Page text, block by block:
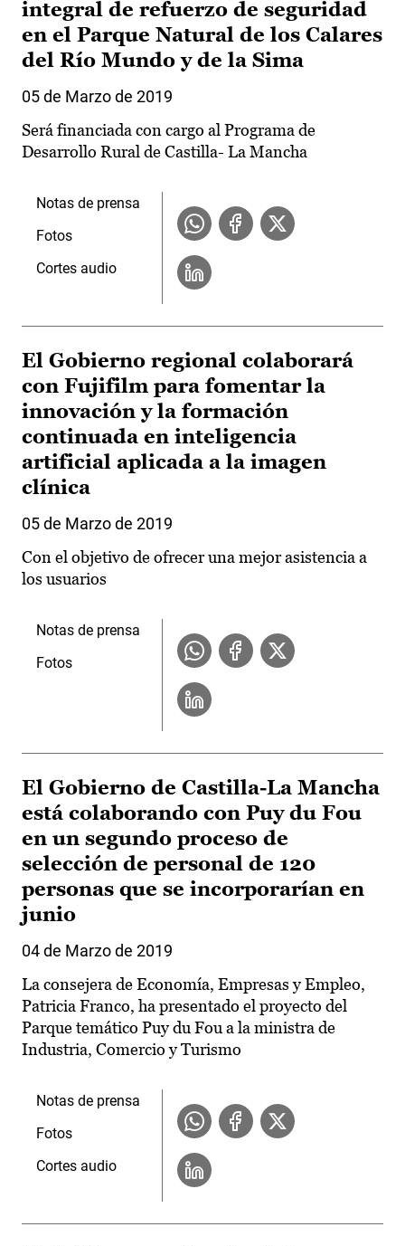
integral de refuerzo de seguridad
en el Parque Natural de los Calares
del Río Mundo y de la Sima
05 de Marzo de 2019
Será financiada con cargo al Programa de
Desarrollo Rural de Castilla- La Mancha
Notas de prensa
Fotos
Cortes audio
El Gobierno regional colaborará
con Fujifilm para fomentar la
innovación y la formación
continuada en inteligencia
artificial aplicada a la imagen
clínica
05 de Marzo de 2019
Con el objetivo de ofrecer una mejor asistencia a
los usuarios
Notas de prensa
Fotos
El Gobierno de Castilla-La Mancha
está colaborando con Puy du Fou
en un segundo proceso de
selección de personal de 120
personas que se incorporarían en
junio
04 de Marzo de 2019
La consejera de Economía, Empresas y Empleo,
Patricia Franco, ha presentado el proyecto del
Parque temático Puy du Fou a la ministra de
Industria, Comercio y Turismo
Notas de prensa
Fotos
Cortes audio